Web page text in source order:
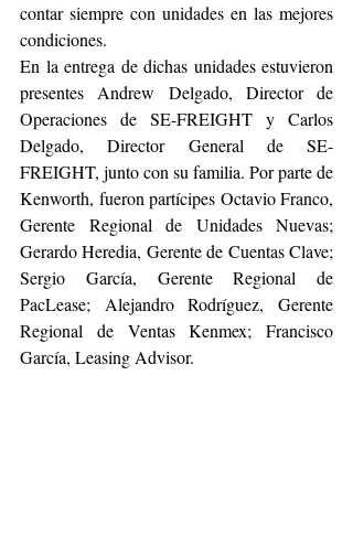
contar siempre con unidades en las mejores
condiciones.
En la entrega de dichas unidades estuvieron
presentes Andrew Delgado, Director de
Operaciones de SE-FREIGHT y Carlos
Delgado, Director General de SE-
FREIGHT, junto con su familia. Por parte de
Kenworth, fueron partícipes Octavio Franco,
Gerente Regional de Unidades Nuevas;
Gerardo Heredia, Gerente de Cuentas Clave;
Sergio García, Gerente Regional de
PacLease; Alejandro Rodríguez, Gerente
Regional de Ventas Kenmex; Francisco
García, Leasing Advisor.